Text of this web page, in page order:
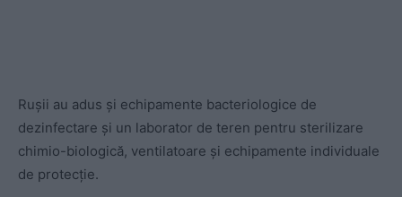
Rușii au adus și echipamente bacteriologice de
dezinfectare și un laborator de teren pentru sterilizare
chimio-biologică, ventilatoare și echipamente individuale
de protecție.